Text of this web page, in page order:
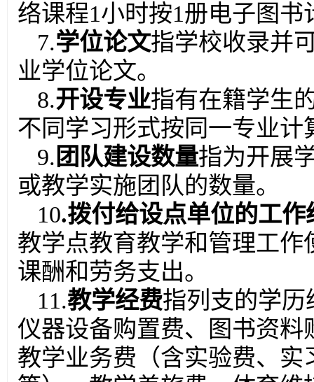
络课程1小时按1册电子图书
7.学位论文指学校收录并
业学位论文。
8.开设专业指有在籍学生
不同学习形式按同一专业计
9. 团队建设数量指为开展
或教学实施团队的数量。
10.拨付给设点单位的工作
教学点教育教学和管理工
课酬和劳务支出。
11.教学经费指列支的学
仪器设备购置费、图书资
教学业务费（含实验费、